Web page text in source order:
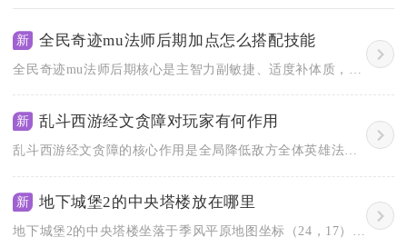
新 全民奇迹mu法师后期加点怎么搭配技能
新 乱斗西游经文贪障对玩家有何作用
乱斗西游经文贪障的核心作用是全局降低敌方全体英雄法术强度，最...
新 地下城堡2的中央塔楼放在哪里
地下城堡2的中央塔楼坐落于季风平原地图坐标（24，17）的位...